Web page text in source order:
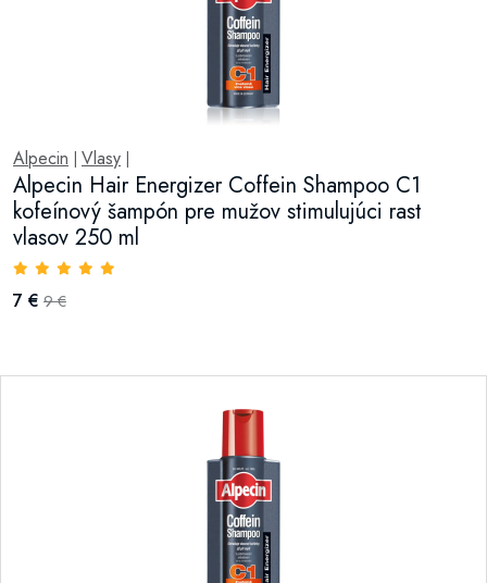
Alpecin Vlasy
Alpecin Hair Energizer Coffein Shampoo C1
kofeínový šampón pre mužov stimulujúci rast
vlasov 250 ml
7 € 9 €